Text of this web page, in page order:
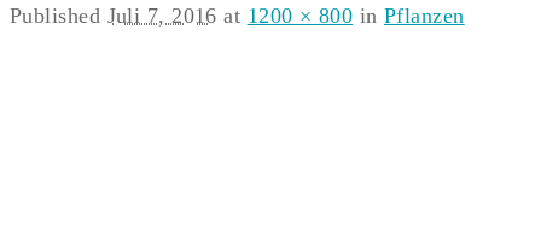
Published Juli 7, 2016 at 1200 × 800 inPflanzen